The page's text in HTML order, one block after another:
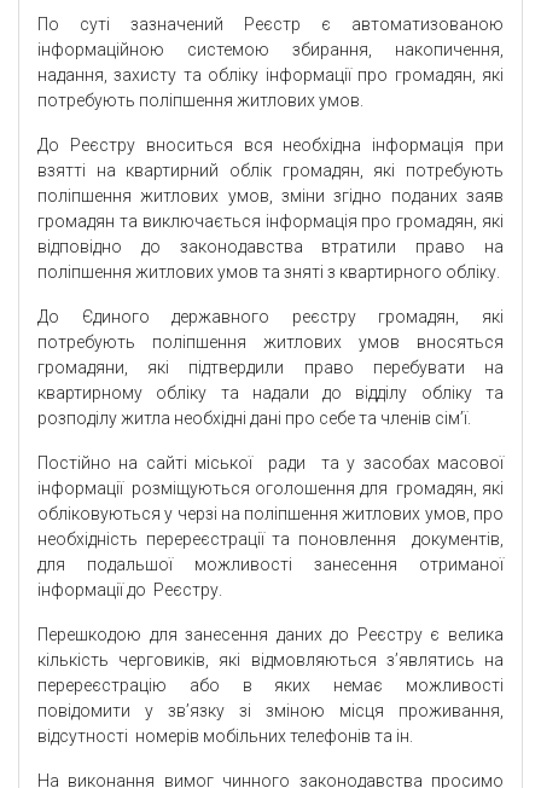
По суті зазначений Реєстр є автоматизованою
інформаційною системою збирання, накопичення,
надання, захисту та обліку інформації про громадян, які
потребують поліпшення житлових умов.
До Реєстру вноситься вся необхідна інформація при
взятті на квартирний облік громадян, які потребують
поліпшення житлових умов, зміни згідно поданих заяв
громадян та виключається інформація про громадян, які
відповідно до законодавства втратили право на
поліпшення житлових умов та зняті з квартирного обліку.
До Єдиного державного реєстру громадян, які
потребують поліпшення житлових умов вносяться
громадяни, які підтвердили право перебувати на
квартирному обліку та надали до відділу обліку та
розподілу житла необхідні дані про себе та членів сім’ї.
Постійно на сайті міської ради та у засобах масової
інформації розміщуються оголошення для громадян, які
обліковуються у черзі на поліпшення житлових умов, про
необхідність перереєстрації та поновлення документів,
для подальшої можливості занесення отриманої
інформації до Реєстру.
Перешкодою для занесення даних до Реєстру є велика
кількість черговиків, які відмовляються з’являтись на
перереєстрацію або в яких немає можливості
повідомити у зв’язку зі зміною місця проживання,
відсутності номерів мобільних телефонів та ін.
На виконання вимог чинного законодавства просимо